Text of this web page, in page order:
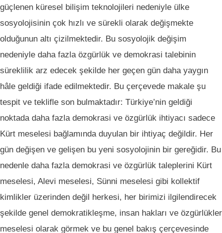
güçlenen küresel bilişim teknolojileri nedeniyle ülke
sosyolojisinin çok hızlı ve sürekli olarak değişmekte
olduğunun altı çizilmektedir. Bu sosyolojik değişim
nedeniyle daha fazla özgürlük ve demokrasi talebinin
süreklilik arz edecek şekilde her geçen gün daha yaygın
hâle geldiği ifade edilmektedir. Bu çerçevede makale şu
tespit ve teklifle son bulmaktadır: Türkiye’nin geldiği
noktada daha fazla demokrasi ve özgürlük ihtiyacı sadece
Kürt meselesi bağlamında duyulan bir ihtiyaç değildir. Her
gün değişen ve gelişen bu yeni sosyolojinin bir gereğidir. Bu
nedenle daha fazla demokrasi ve özgürlük taleplerini Kürt
meselesi, Alevi meselesi, Sünni meselesi gibi kollektif
kimlikler üzerinden değil herkesi, her birimizi ilgilendirecek
şekilde genel demokratikleşme, insan hakları ve özgürlükler
meselesi olarak görmek ve bu genel bakış çerçevesinde